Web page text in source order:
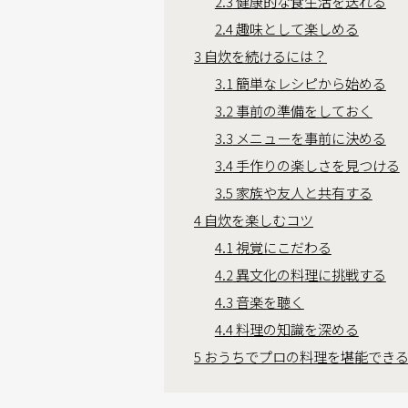
2.4趣味として楽しめる
3 自炊を続けるには？
3.1簡単なレシピから始める
3.2事前の準備をしておく
3.3 メニューを事前に決める
3.4手作りの楽しさを見つける
3.5家族や友人と共有する
4 自炊を楽しむコツ
4.1視覚にこだわる
4.2異文化の料理に挑戦する
4.3音楽を聴く
4.4料理の知識を深める
5 おうちでプロの料理を堪能できる